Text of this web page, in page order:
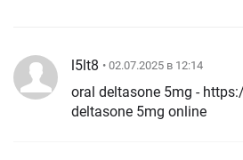
l5lt8 • 02.07.2025 в 12:14
oral deltasone 5mg -
deltasone 5mg online